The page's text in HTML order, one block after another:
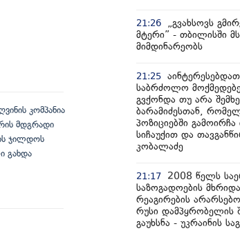
კომპანია
მდგრადი
ჯილდოს
გახდა
21:26
„გვახსოვს
მტერი” - თბილისში
მიმდინარეობს
21:25
საბრძოლო
გვქონდა თუ არა
ბარამიძესთან,
პოზიციებში გამოირჩა
სიჩაუქით და
კობალაძე
21:17
2008 წელს
საზოგადოების
რეაგირების
რუსი დამპყრობელის
გაუხსნა - უკრაინის